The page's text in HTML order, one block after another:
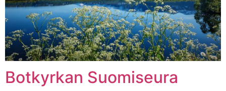
Botkyrkan Suomiseura